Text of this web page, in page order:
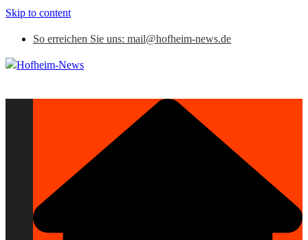
Skip to content
So erreichen Sie uns: mail@hofheim-news.de